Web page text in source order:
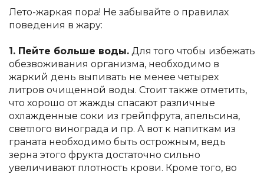
Лето-жаркая пора! Не забывайте о правилах
поведения в жару:
1. Пейте больше воды. Для того чтобы избежать
обезвоживания организма, необходимо в
жаркий день выпивать не менее четырех
литров очищенной воды. Стоит также отметить,
что хорошо от жажды спасают различные
охлажденные соки из грейпфрута, апельсина,
светлого винограда и пр. А вот к напиткам из
граната необходимо быть острожным, ведь
зерна этого фрукта достаточно сильно
увеличивают плотность крови. Кроме того, во